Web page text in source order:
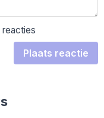
reacties
Plaats reactie